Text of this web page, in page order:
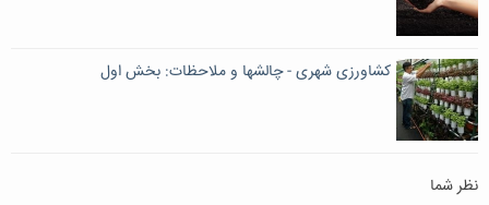
کشاورزی شهری - چالشها و ملاحظات: بخش اول
نظر شما